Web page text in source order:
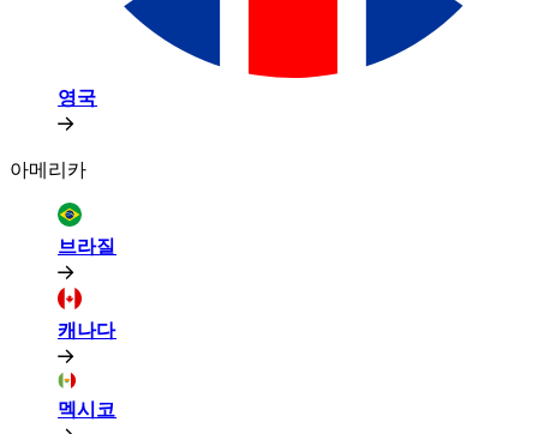
영국​​
아메리카​​
브라질​​
캐나다​​
멕시코​​